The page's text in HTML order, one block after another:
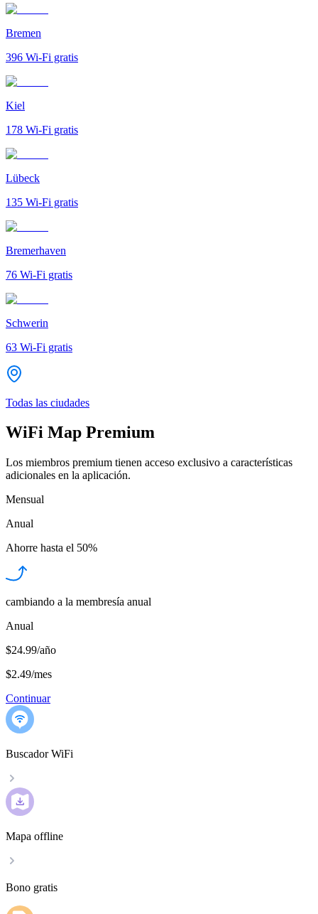
Bremen
396 Wi-Fi gratis
Kiel
178 Wi-Fi gratis
Lübeck
135 Wi-Fi gratis
Bremerhaven
76 Wi-Fi gratis
Schwerin
63 Wi-Fi gratis
Todas las ciudades
WiFi Map Premium
Los miembros premium tienen acceso exclusivo a características
adicionales en la aplicación.
Mensual
Anual
Ahorre hasta el 50%
cambiando a la membresía anual
Anual
$24.99/año
$2.49/mes
Continuar
Buscador WiFi
Mapa offline
Bono gratis